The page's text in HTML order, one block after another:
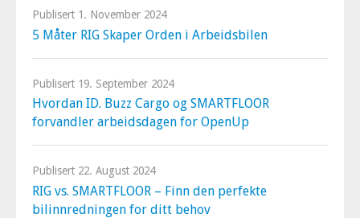
5 Måter RIG Skaper Orden i Arbeidsbilen
Publisert 1. November 2024
Hvordan ID. Buzz Cargo og SMARTFLOOR
forvandler arbeidsdagen for OpenUp
Publisert 19. September 2024
RIG vs. SMARTFLOOR – Finn den perfekte
bilinnredningen for ditt behov
Publisert 22. August 2024